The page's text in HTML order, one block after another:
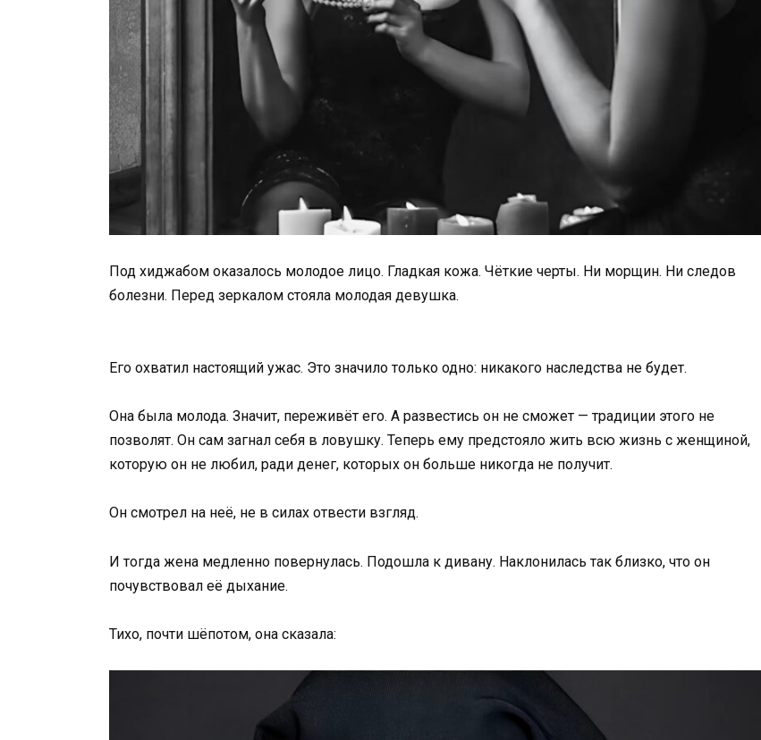
Под хиджабом оказалось молодое лицо. Гладкая кожа. Чёткие черты. Ни морщин. Ни следов
болезни. Перед зеркалом стояла молодая девушка.
Его охватил настоящий ужас. Это значило только одно: никакого наследства не будет.
Она была молода. Значит, переживёт его. А развестись он не сможет — традиции этого не
позволят. Он сам загнал себя в ловушку. Теперь ему предстояло жить всю жизнь с женщиной,
которую он не любил, ради денег, которых он больше никогда не получит.
Он смотрел на неё, не в силах отвести взгляд.
И тогда жена медленно повернулась. Подошла к дивану. Наклонилась так близко, что он
почувствовал её дыхание.
Тихо, почти шёпотом, она сказала: